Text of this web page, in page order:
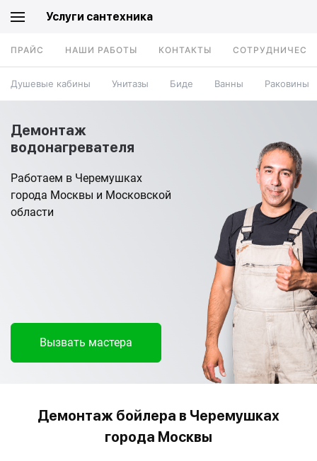
Услуги сантехника
ПРАЙС НАШИ РАБОТЫ КОНТАКТЫ
Душевые кабины Унитазы Биде Ванны Раковины
Демонтаж
водонагревателя
Работаем в Черемушках
города Москвы и Московской
области
Вызвать мастера
Демонтаж бойлера в Черемушках
города Москвы